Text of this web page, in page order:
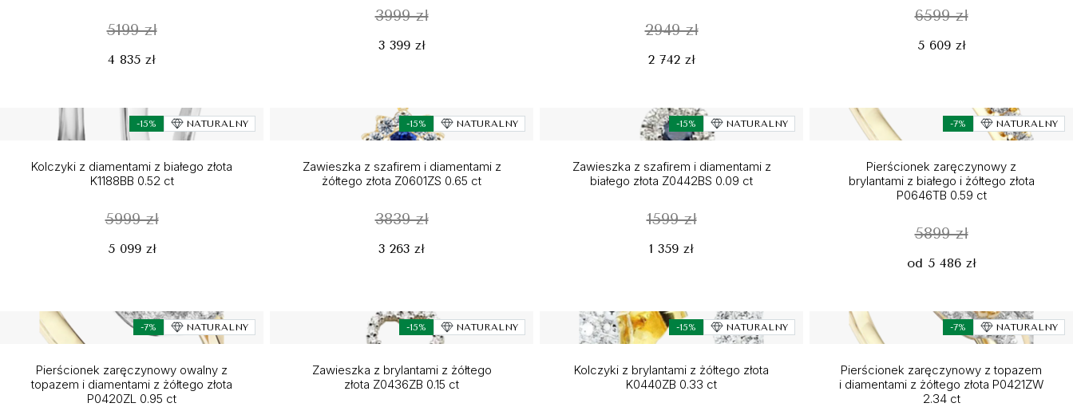
5199 zł
4 835 zł
3999 zł
3 399 zł
2949 zł
2 742 zł
6599 zł
5 609 zł
-15% NATURALNY
Kolczyki z diamentami z białego złota
K1188BB 0.52 ct
5999 zł
5 099 zł
-15% NATURALNY
Zawieszka z szafirem i diamentami z
żółtego złota Z0601ZS 0.65 ct
3839 zł
3 263 zł
-15% NATURALNY
Zawieszka z szafirem i diamentami z
białego złota Z0442BS 0.09 ct
1599 zł
1 359 zł
-7% NATURALNY
Pierścionek zaręczynowy z
brylantami z białego i żółtego złota
P0646TB 0.59 ct
5899 zł
od 5 486 zł
-7% NATURALNY
Pierścionek zaręczynowy owalny z
topazem i diamentami z żółtego złota
P0420ZL 0.95 ct
-15% NATURALNY
Zawieszka z brylantami z żółtego
złota Z0436ZB 0.15 ct
-15% NATURALNY
Kolczyki z brylantami z żółtego złota
K0440ZB 0.33 ct
-7% NATURALNY
Pierścionek zaręczynowy z topazem
i diamentami z żółtego złota P0421ZW
2.34 ct